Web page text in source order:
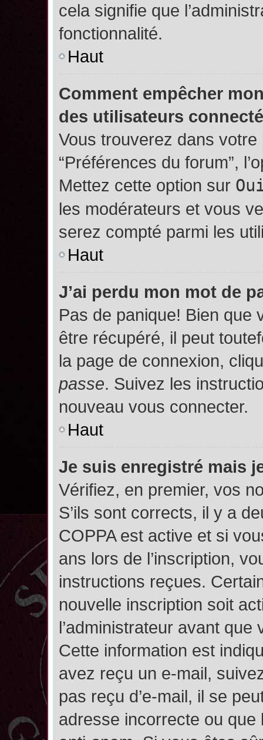
cela signifie que
fonctionnalité.
Haut
Comment empêcher
des utilisateurs
Vous trouverez dans votre
“Préférences du forum”,
Mettez cette option sur
les modérateurs et vous
serez compté parmi les
Haut
J’ai perdu mon mot de
Pas de panique! Bien que
être récupéré, il peut
la page de connexion,
passe. Suivez les
nouveau vous connecter.
Haut
Je suis enregistré mais
Vérifiez, en premier, vos
S’ils sont corrects, il y a
COPPA est active et si
ans lors de l’inscription,
instructions reçues.
nouvelle inscription soit
l’administrateur avant
Cette information est
avez reçu un e-mail,
pas reçu d’e-mail, il se
adresse incorrecte ou que